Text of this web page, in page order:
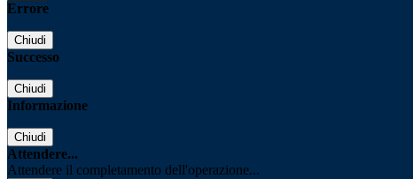
Errore
Chiudi
Successo
Chiudi
Informazione
Chiudi
Attendere...
Attendere il completamento dell'operazione...